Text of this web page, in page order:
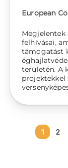
European
Megjelentek
felhívásai,
támogatást
területén. A
projektekkel
1 Oldal
2